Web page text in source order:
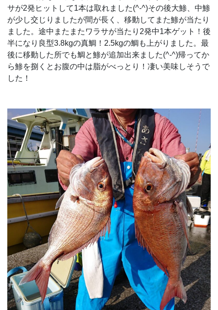
サが2発ヒットして1本は取れました(^-^)その後大鯵、中鯵
が少し交じりましたが間が長く、移動してまた鯵が当たり
ました。途中またまたワラサが当たり2発中1本ゲット！後
半になり良型3.8kgの真鯛！2.5kgの鯛も上がりました。最
後に移動した所でも鯛と鯵が追加出来ました(^-^)帰ってか
ら鯵を捌くとお腹の中は脂がべっとり！凄い美味しそうで
した！